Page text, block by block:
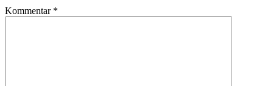
Kommentar *